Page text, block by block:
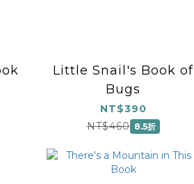
Little Snail's Book of
Bugs
NT$390
NT$460 8.5折